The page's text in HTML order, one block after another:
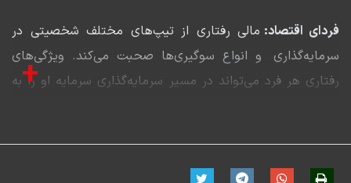
فردای اقتصاد: مالی رفتاری از تیپ‌های مختلف شخصیتی در
سرمایه‌گذاری و انواع سوگیری‌ها صحبت می‌کند. ویژگی‌های
رفتاری هر فرد می‌تواند در مسیر سرمایه‌گذاری سرمایه او را به
+